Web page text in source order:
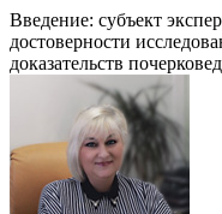
Введение: субъект
достоверности
доказательств